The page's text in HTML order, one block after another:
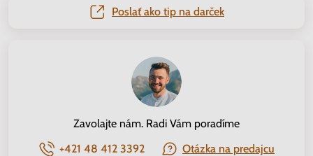
Poslať ako tip na darček
Zavolajte nám. Radi Vám poradíme
+421 48 412 3392
Otázka na predajcu